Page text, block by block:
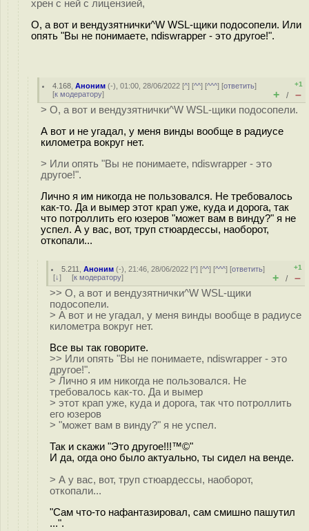
хрен с ней с лицензией,
О, а вот и вендузятнички^W WSL-щики подосопели. Или
опять "Вы не понимаете, ndiswrapper - это другое!".
4.168 ,Аноним (-), 01:00, 28/06/2022 [^] [^^] [^^^] [ответить]
[к модератору]
+1
+ / –
> О, а вот и вендузятнички^W WSL-щики подосопели.
А вот и не угадал, у меня винды вообще в радиусе
километра вокруг нет.
> Или опять "Вы не понимаете, ndiswrapper - это
другое!".
Лично я им никогда не пользовался. Не требовалось
как-то. Да и вымер этот крап уже, куда и дорога, так
что потроллить его юзеров "может вам в винду?" я не
успел. А у вас, вот, труп стюардессы, наоборот,
откопали...
5.211 ,Аноним (-), 21:46, 28/06/2022 [^] [^^] [^^^] [ответить]
[↓] [к модератору]
+1
+ / –
>> О, а вот и вендузятнички^W WSL-щики
подосопели.
> А вот и не угадал, у меня винды вообще в радиусе
километра вокруг нет.
Все вы так говорите.
>> Или опять "Вы не понимаете, ndiswrapper - это
другое!".
> Лично я им никогда не пользовался. Не
требовалось как-то. Да и вымер
> этот крап уже, куда и дорога, так что потроллить
его юзеров
> "может вам в винду?" я не успел.
Так и скажи "Это другое!!!™©"
И да, огда оно было актуально, ты сидел на венде.
> А у вас, вот, труп стюардессы, наоборот,
откопали...
"Сам что-то нафантазировал, сам смишно пашутил
...".